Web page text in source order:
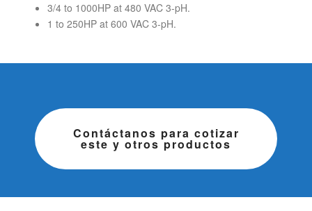
3/4 to 1000HP at 480 VAC 3-pH.
1 to 250HP at 600 VAC 3-pH.
Contáctanos para cotizar
este y otros productos